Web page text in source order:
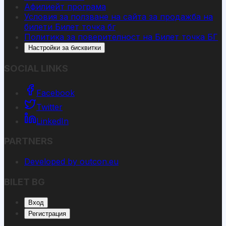
Афилиейт програма
Условия за ползване на сайта за продажба на
билети Билет точка бг
Политика за поверителност на Билет точка БГ
Настройки за бисквитки
SOCIAL LINKS
Facebook
Twitter
LinkedIn
PARTNERS
Developed by outcon.eu
BILET BG
Вход
Регистрация